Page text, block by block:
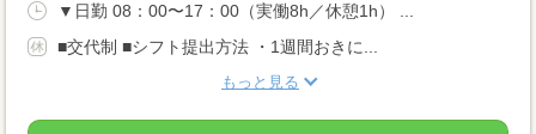
▼日勤 08：00〜17：00（実働8h／休憩1h） ...
■交代制 ■シフト提出方法 ・1週間おきに...
もっと見る